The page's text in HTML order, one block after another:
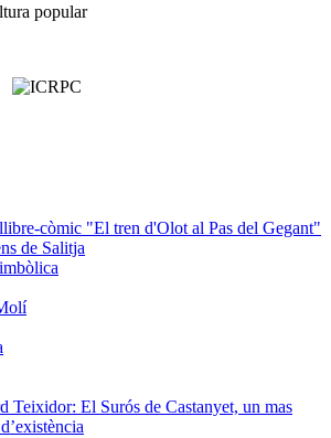
popular
còmic "El tren d'Olot al Pas del Gegant"
de Salitja
Teixidor: El Surós de Castanyet, un mas